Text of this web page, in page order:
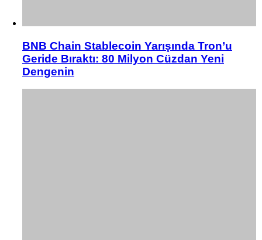
BNB Chain Stablecoin Yarışında Tron’u
Geride Bıraktı: 80 Milyon Cüzdan Yeni
Dengenin